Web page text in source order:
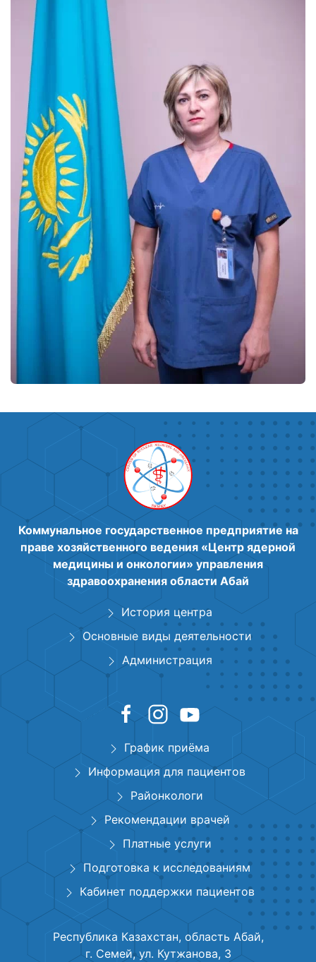
Коммунальное государственное предприятие на
праве хозяйственного ведения «Центр ядерной
медицины и онкологии» управления
здравоохранения области Абай
История центра
Основные виды деятельности
Администрация
График приёма
Информация для пациентов
Районкологи
Рекомендации врачей
Платные услуги
Подготовка к исследованиям
Кабинет поддержки пациентов
Республика Казахстан, область Абай,
г. Семей, ул. Кутжанова, 3